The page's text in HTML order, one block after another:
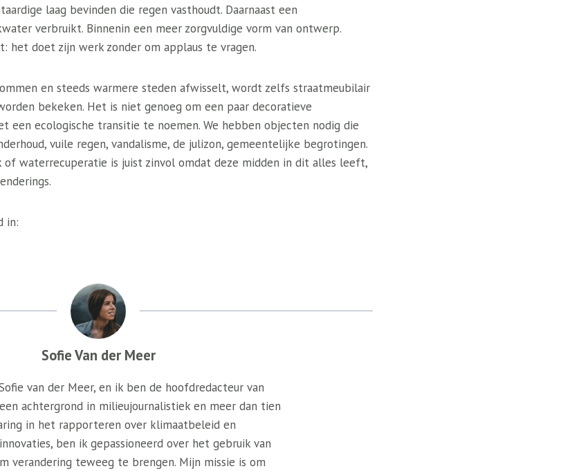
laag bevinden die regen vasthoudt. Daarnaast een
verbruikt. Binnenin een meer zorgvuldige vorm van ontwerp.
het doet zijn werk zonder om applaus te vragen.
en steeds warmere steden afwisselt, wordt zelfs straatmeubilair
bekeken. Het is niet genoeg om een ​​paar decoratieve
een ecologische transitie te noemen. We hebben objecten nodig die
vuile regen, vandalisme, de julizon, gemeentelijke begrotingen.
of waterrecuperatie is juist zinvol omdat deze midden in dit alles leeft,
in:
Sofie Van der Meer
van der Meer, en ik ben de hoofdredacteur van
achtergrond in milieujournalistiek en meer dan tien
in het rapporteren over klimaatbeleid en
ben ik gepassioneerd over het gebruik van
verandering teweeg te brengen. Mijn missie is om